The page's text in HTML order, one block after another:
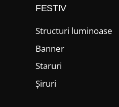
FESTIV
Structuri luminoase
Banner
Staruri
Șiruri